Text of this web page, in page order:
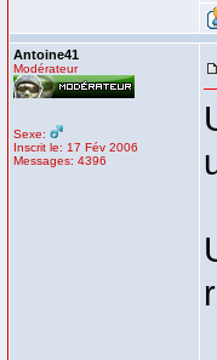
Antoine41
Modérateur
Sexe:
Inscrit le: 17 Fév 2006
Messages: 4396